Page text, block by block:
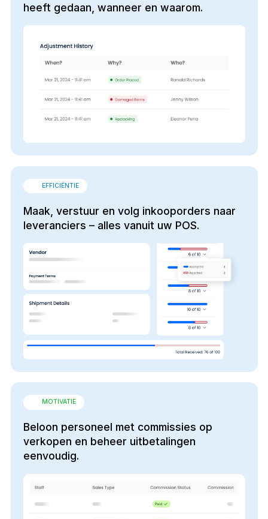
heeft gedaan, wanneer en waarom.
EFFICIËNTIE
Maak, verstuur en volg inkooporders naar
leveranciers – alles vanuit uw POS.
MOTIVATIE
Beloon personeel met commissies op
verkopen en beheer uitbetalingen
eenvoudig.